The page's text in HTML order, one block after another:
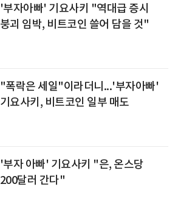
'부자아빠' 기요사키 "역대급 증시
붕괴 임박, 비트코인 쓸어 담을 것"
"폭락은 세일"이라더니...'부자아빠'
기요사키, 비트코인 일부 매도
'부자 아빠' 기요사키 "은, 온스당
200달러 간다"